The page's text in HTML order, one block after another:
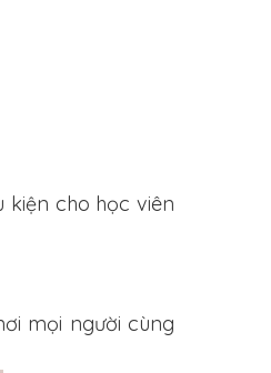
kiện cho học viên
mọi người cùng